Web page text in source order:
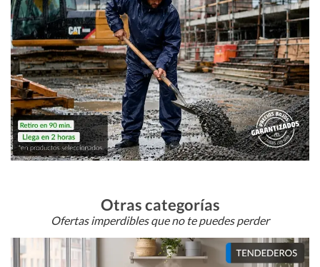
Otras categorías
Ofertas imperdibles que no te puedes perder